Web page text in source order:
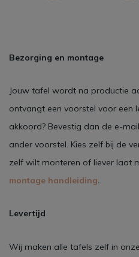
Bezorging en montage
Jouw tafel wordt na productie
ontvangt een voorstel voor een
akkoord? Bevestig dan de e-
ander voorstel. Kies zelf bij de
zelf wilt monteren of liever laat
montage handleiding.
Levertijd
Wij maken alle tafels zelf in